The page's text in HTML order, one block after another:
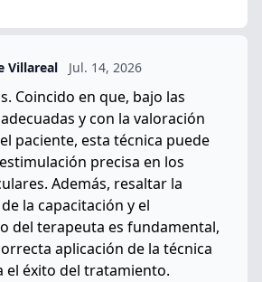
Villareal Jul. 14, 2026
Coincido en que, bajo las
y con la valoración
paciente, esta técnica puede
precisa en los
Además, resaltar la
la capacitación y el
del terapeuta es fundamental,
aplicación de la técnica
el éxito del tratamiento.